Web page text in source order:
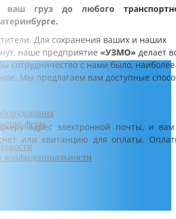
ферм
конфиденциальности
груз до любого
Для сохранения ваших и наших
наше предприятие «УЗМО» делает
сотрудничество с нами было, наиболее
Мы предлагаем вам доступные
адрес электронной почты, и
или квитанцию для оплаты.